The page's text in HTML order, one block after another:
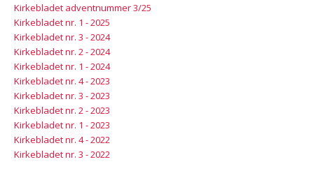
Kirkebladet adventnummer 3/25
Kirkebladet nr. 1 - 2025
Kirkebladet nr. 3 - 2024
Kirkebladet nr. 2 - 2024
Kirkebladet nr. 1 - 2024
Kirkebladet nr. 4 - 2023
Kirkebladet nr. 3 - 2023
Kirkebladet nr. 2 - 2023
Kirkebladet nr. 1 - 2023
Kirkebladet nr. 4 - 2022
Kirkebladet nr. 3 - 2022